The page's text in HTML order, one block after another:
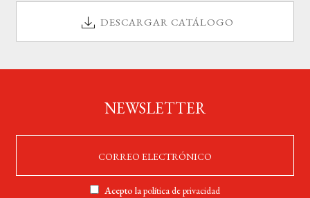
DESCARGAR CATÁLOGO
NEWSLETTER
Acepto lapolítica de privacidad